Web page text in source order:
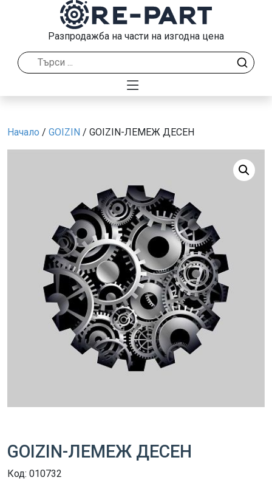
Разпродажба на части на изгодна цена
Начало / GOIZIN / GOIZIN-ЛЕМЕЖ ДЕСЕН
GOIZIN-ЛЕМЕЖ ДЕСЕН
Код: 010732